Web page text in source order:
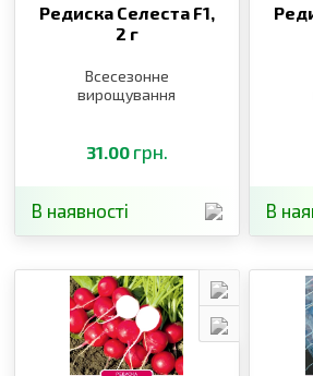
Редиска Селеста F1,
2 г
Всесезонне
вирощування
31.00 грн.
В наявності В